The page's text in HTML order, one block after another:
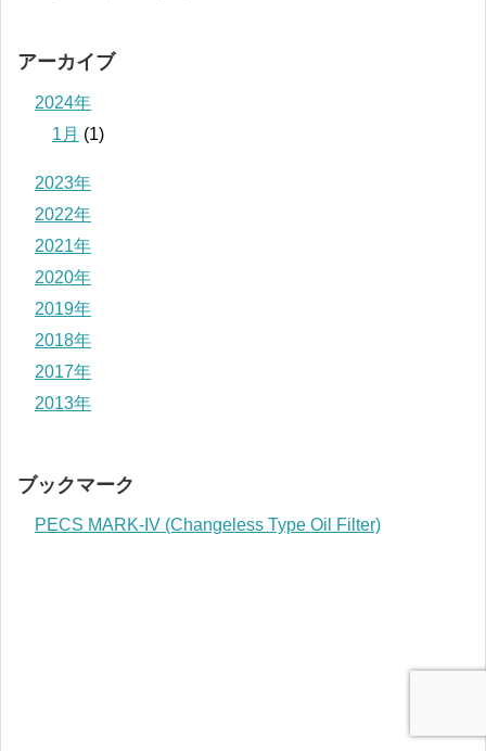
アーカイブ
2024年
1月 (1)
2023年
2022年
2021年
2020年
2019年
2018年
2017年
2013年
ブックマーク
PECS MARK-IV (Changeless Type Oil Filter)